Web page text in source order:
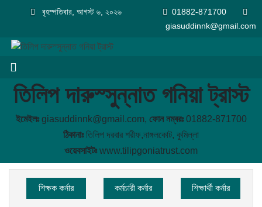
বৃহস্পতিবার, আগস্ট ৬, ২০২৬
01882-871700
giasuddinnk@gmail.com
তিলিপ দারুস্সুন্নাত গনিয়া ট্রাস্ট
ইমেইলঃgiasuddinnk@gmail.com, ফোন নম্বরঃ01882-871700
ঠিকানাঃ তিলিপ দরবার শরীফ,নাঙ্গলকোট, কুমিল্লা
ওয়েবসাইটঃ www.tilipgoniatrust.com
শিক্ষক কর্নার কর্মচারী কর্নার শিক্ষার্থী কর্নার